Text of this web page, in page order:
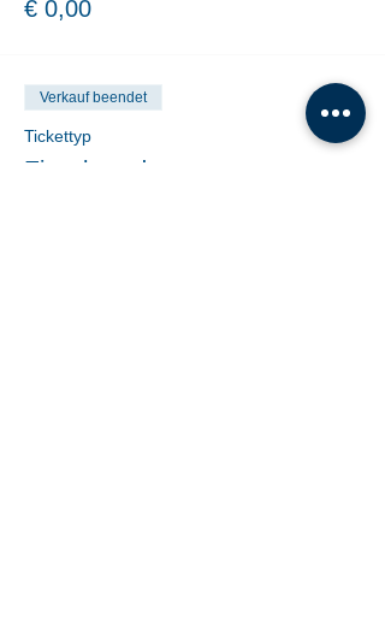
€ 0,00
Verkauf beendet
Tickettyp
Einzelstunde